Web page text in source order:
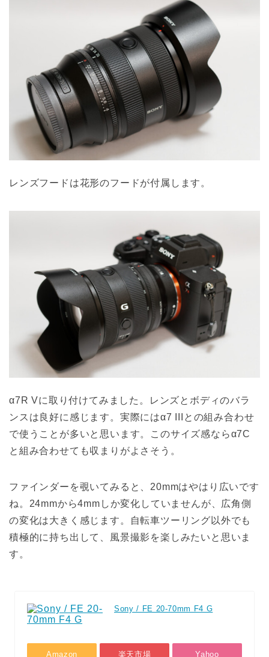
レンズフードは花形のフードが付属します。
α7R Vに取り付けてみました。レンズとボディのバラ
ンスは良好に感じます。実際にはα7 IIIとの組み合わせ
で使うことが多いと思います。このサイズ感ならα7C
と組み合わせても収まりがよさそう。
ファインダーを覗いてみると、20mmはやはり広いです
ね。24mmから4mmしか変化していませんが、広角側
の変化は大きく感じます。自転車ツーリング以外でも
積極的に持ち出して、風景撮影を楽しみたいと思いま
す。
Sony / FE 20-70mm F4 G
Amazon 楽天市場 Yahoo